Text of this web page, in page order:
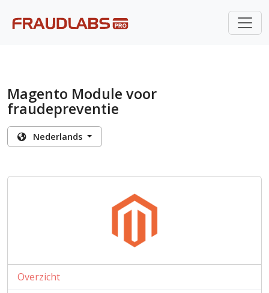
Magento Module voor
fraudepreventie
Nederlands
Overzicht